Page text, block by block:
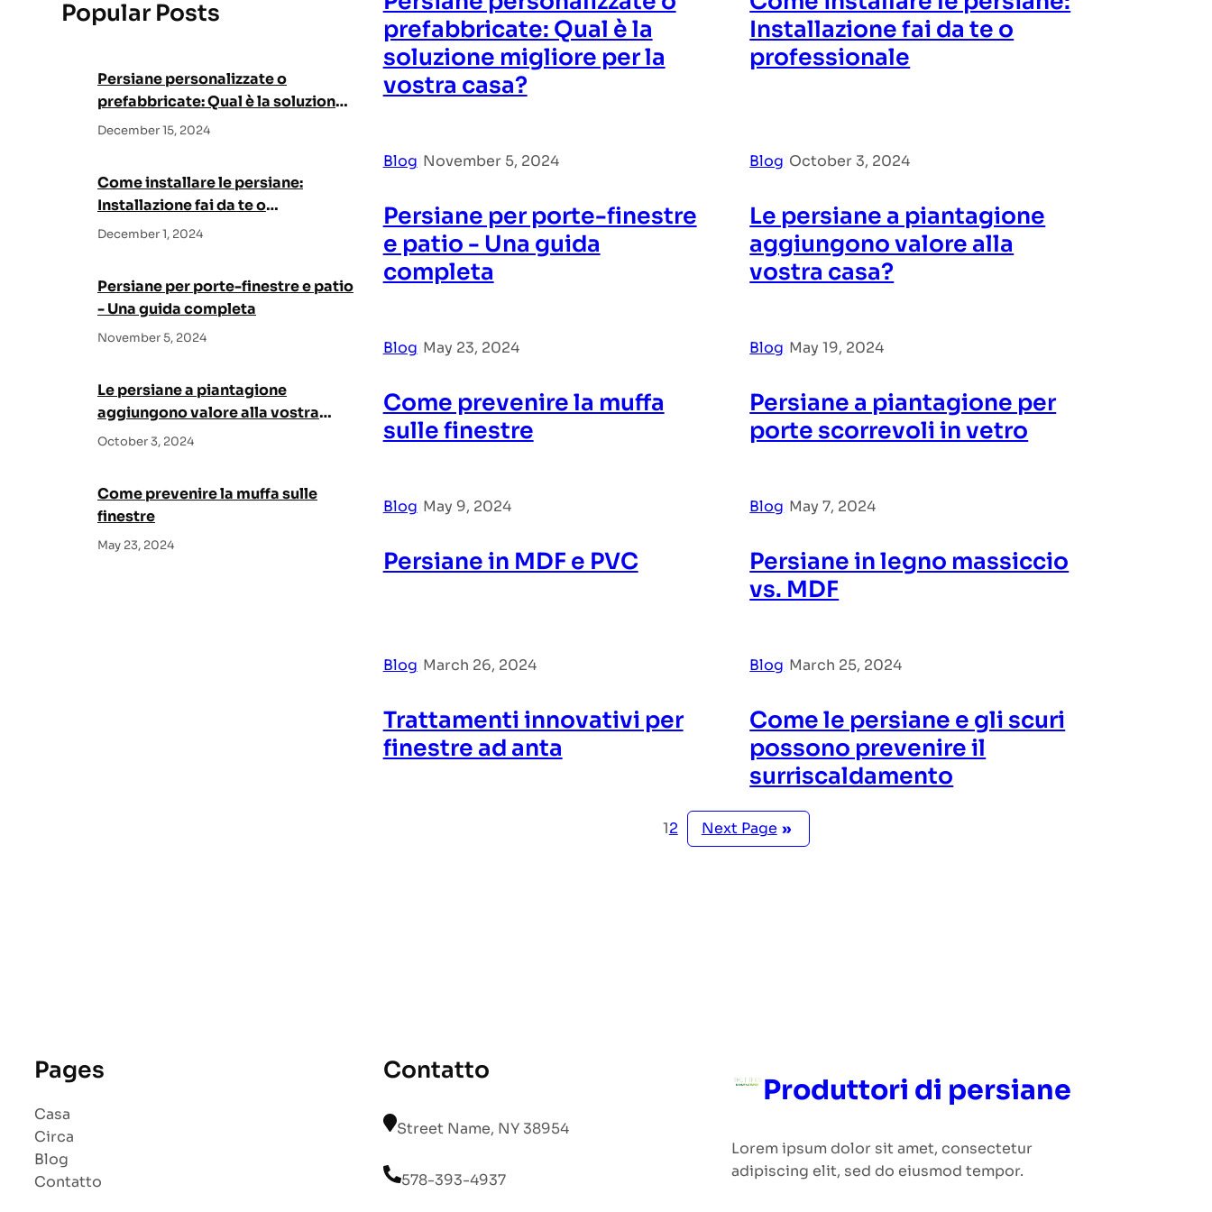
c
Popular Posts
Persiane personalizzate o
prefabbricate: Qual è la soluzione
migliore per la vostra casa?
December 15, 2024
Come installare le persiane:
Installazione fai da te o
professionale
December 1, 2024
Persiane per porte-finestre e patio
- Una guida completa
November 5, 2024
Le persiane a piantagione
aggiungono valore alla vostra
casa?
October 3, 2024
Come prevenire la muffa sulle
finestre
May 23, 2024
prefabbricate: Qual è la
soluzione migliore per la
vostra casa?
Installazione fai da te o
professionale
Blog November 5, 2024
Persiane per porte-finestre
e patio - Una guida
completa
Blog October 3, 2024
Le persiane a piantagione
aggiungono valore alla
vostra casa?
Blog May 23, 2024
Come prevenire la muffa
sulle finestre
Blog May 19, 2024
Persiane a piantagione per
porte scorrevoli in vetro
Blog May 9, 2024
Persiane in MDF e PVC
Blog May 7, 2024
Persiane in legno massiccio
vs. MDF
Blog March 26, 2024
Trattamenti innovativi per
finestre ad anta
Blog March 25, 2024
Come le persiane e gli scuri
possono prevenire il
surriscaldamento
12 Next Page »
Pages
Casa
Circa
Blog
Contatto
Contatto
Street Name, NY 38954
578-393-4937
Produttori di persiane
Lorem ipsum dolor sit amet, consectetur
adipiscing elit, sed do eiusmod tempor.